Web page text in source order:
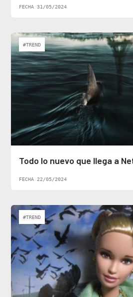
FECHA 31/05/2024
#TREND
Todo lo nuevo que llega a
FECHA 22/05/2024
#TREND